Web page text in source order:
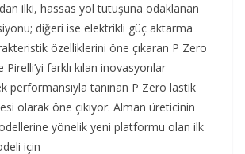
ilki, hassas yol tutuşuna odaklanan
diğeri ise elektrikli güç aktarma
özelliklerini öne çıkaran P Zero
Pirelli’yi farklı kılan inovasyonlar
performansıyla tanınan P Zero lastik
olarak öne çıkıyor. Alman üreticinin
yönelik yeni platformu olan ilk
için